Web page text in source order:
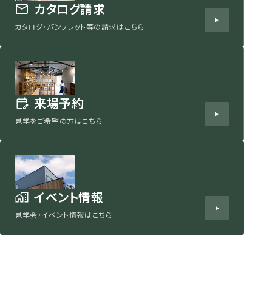
カタログ請求
カタログ・パンフレット等の請求はこちら
来場予約
見学をご希望の方はこちら
イベント情報
見学会・イベント情報はこちら